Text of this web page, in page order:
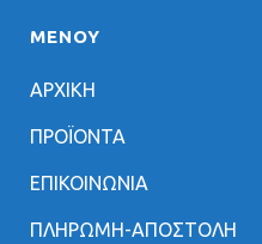
ΜΕΝΟΥ
ΑΡΧΙΚΗ
ΠΡΟΪΟΝΤΑ
ΕΠΙΚΟΙΝΩΝΙΑ
ΠΛΗΡΩΜΗ-ΑΠΟΣΤΟΛΗ